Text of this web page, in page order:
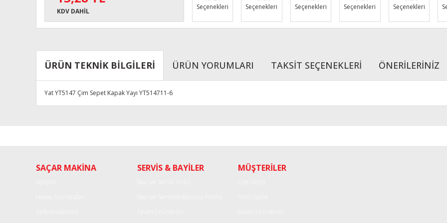
KDV DAHİL
Seçenekleri
Seçenekleri
Seçenekleri
Seçenekleri
Seçenekleri
ÜRÜN TEKNİK BİLGİLERİ ÜRÜN YORUMLARI TAKSİT SEÇENEKLERİ ÖNERİLERİNİZ
Yat YT5147 Çim Sepet Kapak Yayı YT514711-6
Ürün açıklamasında eksik bilgiler bulunuyor.
SAÇAR MAKİNA SERVİS & BAYİLER MÜŞTERİLER